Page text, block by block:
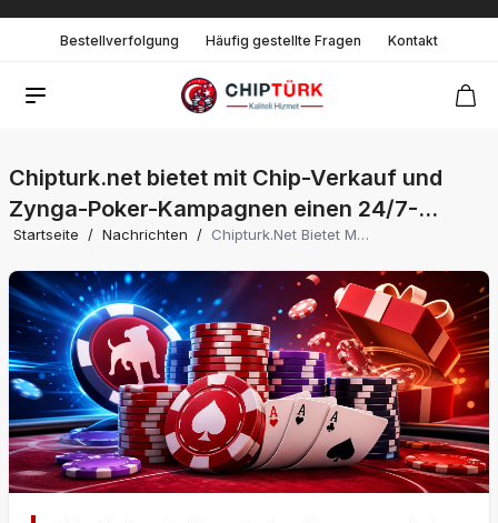
Bestellverfolgung Häufig gestellte Fragen Kontakt
Chipturk.net bietet mit Chip-Verkauf und
Zynga-Poker-Kampagnen einen 24/7-
Service ohne Unterbrechung und sichert
Spielern die vorteilhaftesten Preise.
Startseite / Nachrichten / Chipturk.net Bietet Mit Chip-Verkauf Und Zynga-Poker-Kampagnen Einen 24/7-Service Ohne Unterbrechung Und Sichert Spielern Die Vorteilhaftesten Preise.